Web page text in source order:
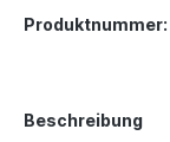
Produktnummer:
Beschreibung